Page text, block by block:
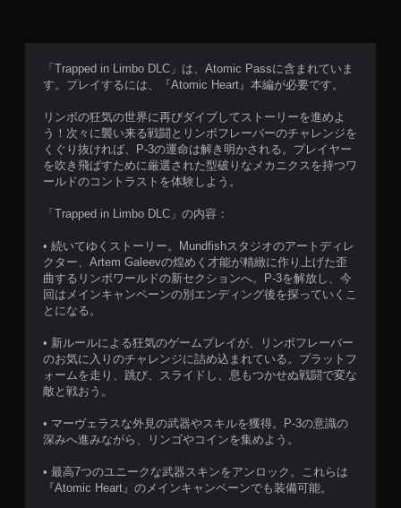
「Trapped in Limbo DLC」は、Atomic Passに含まれていま
す。プレイするには、『Atomic Heart』本編が必要です。
リンボの狂気の世界に再びダイブしてストーリーを進めよ
う！次々に襲い来る戦闘とリンボフレーバーのチャレンジを
くぐり抜ければ、P-3の運命は解き明かされる。プレイヤー
を吹き飛ばすために厳選された型破りなメカニクスを持つワ
ールドのコントラストを体験しよう。
「Trapped in Limbo DLC」の内容：
• 続いてゆくストーリー。Mundfishスタジオのアートディレ
クター、Artem Galeevの煌めく才能が精緻に作り上げた歪
曲するリンボワールドの新セクションへ。P-3を解放し、今
回はメインキャンペーンの別エンディング後を探っていくこ
とになる。
• 新ルールによる狂気のゲームプレイが、リンボフレーバー
のお気に入りのチャレンジに詰め込まれている。プラットフ
ォームを走り、跳び、スライドし、息もつかせぬ戦闘で変な
敵と戦おう。
• マーヴェラスな外見の武器やスキルを獲得。P-3の意識の
深みへ進みながら、リンゴやコインを集めよう。
• 最高7つのユニークな武器スキンをアンロック。これらは
『Atomic Heart』のメインキャンペーンでも装備可能。